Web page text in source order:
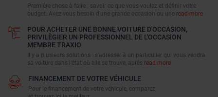
Première chose à faire : savoir ce que vous voulez et définir votre
budget. Avez-vous besoin d'une grande occasion ou une read-more
POUR ACHETER UNE BONNE VOITURE D'OCCASION,
PRIVILÈGIER UN PROFESSIONNEL DE L'OCCASION
MEMBRE TRAXIO
Il y a plusieurs solutions : s’adresser à un particulier qui vous vendra
sa voiture dans l’état où elle se trouve, après read-more
FINANCEMENT DE VOTRE VÉHICULE
Pour le financement de votre véhicule, comparez